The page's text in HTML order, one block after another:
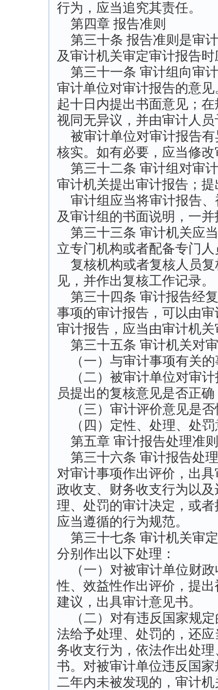
行为，应当追究其责任。
第四章 报告准则
第三十条 报告准则是审
及审计机关审定审计报告
第三十一条 审计组向审
审计单位对审计报告的意
起十日内提出书面意见；
视同无异议，并由审计人
被审计单位对审计报告有
核实。如有必要，应当修
第三十二条 审计组对审
审计机关提出审计报告；
审计组应当将审计报告、
及审计组的书面说明，一
第三十三条 审计机关应
立专门机构或者配备专门
复核机构或者复核人员复
见，并作出复核工作记录。
第三十四条 审计报告经
事项的审计报告，可以由
审计报告，应当由审计机
第三十五条 审计机关对
（一）与审计事项有关的
（二）被审计单位对审计
员提出的复核意见是否正确
（三）审计评价意见是否
（四）定性、处理、处罚
第五章 审计报告处理准则
第三十六条 审计报告处
对审计事项作出评价，出
政收支、财务收支行为以
理、处罚的审计决定，或
应当遵循的行为规范。
第三十七条 审计机关审
分别作出以下处理：
（一）对被审计单位财政
性、效益性作出评价，提
建议，出具审计意见书。
（二）对有违反国家规定
法给予处理、处罚的，还
务收支行为，依法作出处
书。对被审计单位违反国
二年内未被发现的，审计